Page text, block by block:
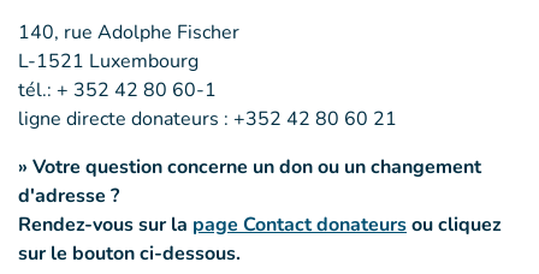
140, rue Adolphe Fischer
L-1521 Luxembourg
tél.: + 352 42 80 60-1
ligne directe donateurs : +352 42 80 60 21
» Votre question concerne un don ou un changement
d'adresse ?
Rendez-vous sur la page Contact donateursou cliquez
sur le bouton ci-dessous.